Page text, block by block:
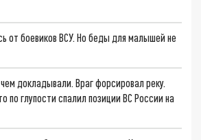
от боевиков ВСУ. Но беды для малышей не
докладывали. Враг форсировал реку.
по глупости спалил позиции ВС России на